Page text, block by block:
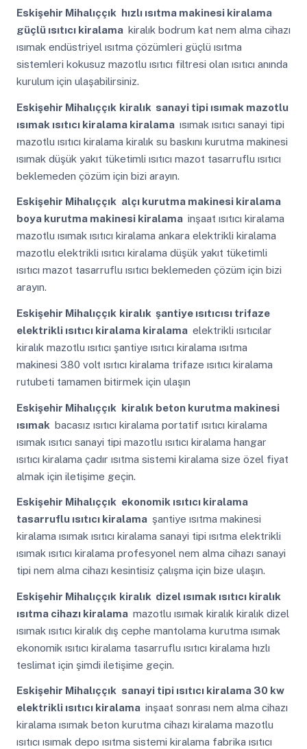
Eskişehir Mihalıççık hızlı ısıtma makinesi kiralama
güçlü ısıtıcı kiralama kiralık bodrum kat nem alma cihazı
ısımak endüstriyel ısıtma çözümleri güçlü ısıtma
sistemleri kokusuz mazotlu ısıtıcı filtresi olan ısıtıcı anında
kurulum için ulaşabilirsiniz.
Eskişehir Mihalıççık kiralık sanayi tipi ısımak mazotlu
ısımak ısıtıcı kiralama kiralama ısımak ısıtıcı sanayi tipi
mazotlu ısıtıcı kiralama kiralık su baskını kurutma makinesi
ısımak düşük yakıt tüketimli ısıtıcı mazot tasarruflu ısıtıcı
beklemeden çözüm için bizi arayın.
Eskişehir Mihalıççık alçı kurutma makinesi kiralama
boya kurutma makinesi kiralama inşaat ısıtıcı kiralama
mazotlu ısımak ısıtıcı kiralama ankara elektrikli kiralama
mazotlu elektrikli ısıtıcı kiralama düşük yakıt tüketimli
ısıtıcı mazot tasarruflu ısıtıcı beklemeden çözüm için bizi
arayın.
Eskişehir Mihalıççık kiralık şantiye ısıtıcısı trifaze
elektrikli ısıtıcı kiralama kiralama elektrikli ısıtıcılar
kiralık mazotlu ısıtıcı şantiye ısıtıcı kiralama ısıtma
makinesi 380 volt ısıtıcı kiralama trifaze ısıtıcı kiralama
rutubeti tamamen bitirmek için ulaşın
Eskişehir Mihalıççık kiralık beton kurutma makinesi
ısımak bacasız ısıtıcı kiralama portatif ısıtıcı kiralama
ısımak ısıtıcı sanayi tipi mazotlu ısıtıcı kiralama hangar
ısıtıcı kiralama çadır ısıtma sistemi kiralama size özel fiyat
almak için iletişime geçin.
Eskişehir Mihalıççık ekonomik ısıtıcı kiralama
tasarruflu ısıtıcı kiralama şantiye ısıtma makinesi
kiralama ısımak ısıtıcı kiralama sanayi tipi ısıtma elektrikli
ısımak ısıtıcı kiralama profesyonel nem alma cihazı sanayi
tipi nem alma cihazı kesintisiz çalışma için bize ulaşın.
Eskişehir Mihalıççık kiralık dizel ısımak ısıtıcı kiralık
ısıtma cihazı kiralama mazotlu ısımak kiralık kiralık dizel
ısımak ısıtıcı kiralık dış cephe mantolama kurutma ısımak
ekonomik ısıtıcı kiralama tasarruflu ısıtıcı kiralama hızlı
teslimat için şimdi iletişime geçin.
Eskişehir Mihalıççık sanayi tipi ısıtıcı kiralama 30 kw
elektrikli ısıtıcı kiralama inşaat sonrası nem alma cihazı
kiralama ısımak beton kurutma cihazı kiralama mazotlu
ısıtıcı ısımak depo ısıtma sistemi kiralama fabrika ısıtıcı